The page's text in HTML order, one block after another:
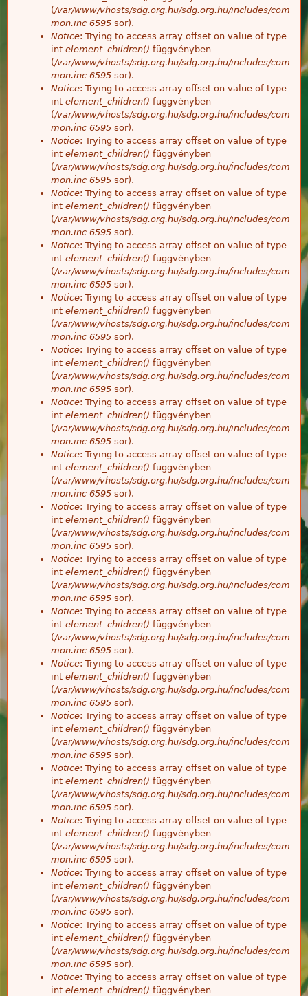
(/var/www/vhosts/sdg.org.hu/sdg.org.hu/includes/com
mon.inc 6595 sor).
Notice: Trying to access array offset on value of type
int element_children() függvényben
(/var/www/vhosts/sdg.org.hu/sdg.org.hu/includes/com
mon.inc 6595 sor).
Notice: Trying to access array offset on value of type
int element_children() függvényben
(/var/www/vhosts/sdg.org.hu/sdg.org.hu/includes/com
mon.inc 6595 sor).
Notice: Trying to access array offset on value of type
int element_children() függvényben
(/var/www/vhosts/sdg.org.hu/sdg.org.hu/includes/com
mon.inc 6595 sor).
Notice: Trying to access array offset on value of type
int element_children() függvényben
(/var/www/vhosts/sdg.org.hu/sdg.org.hu/includes/com
mon.inc 6595 sor).
Notice: Trying to access array offset on value of type
int element_children() függvényben
(/var/www/vhosts/sdg.org.hu/sdg.org.hu/includes/com
mon.inc 6595 sor).
Notice: Trying to access array offset on value of type
int element_children() függvényben
(/var/www/vhosts/sdg.org.hu/sdg.org.hu/includes/com
mon.inc 6595 sor).
Notice: Trying to access array offset on value of type
int element_children() függvényben
(/var/www/vhosts/sdg.org.hu/sdg.org.hu/includes/com
mon.inc 6595 sor).
Notice: Trying to access array offset on value of type
int element_children() függvényben
(/var/www/vhosts/sdg.org.hu/sdg.org.hu/includes/com
mon.inc 6595 sor).
Notice: Trying to access array offset on value of type
int element_children() függvényben
(/var/www/vhosts/sdg.org.hu/sdg.org.hu/includes/com
mon.inc 6595 sor).
Notice: Trying to access array offset on value of type
int element_children() függvényben
(/var/www/vhosts/sdg.org.hu/sdg.org.hu/includes/com
mon.inc 6595 sor).
Notice: Trying to access array offset on value of type
int element_children() függvényben
(/var/www/vhosts/sdg.org.hu/sdg.org.hu/includes/com
mon.inc 6595 sor).
Notice: Trying to access array offset on value of type
int element_children() függvényben
(/var/www/vhosts/sdg.org.hu/sdg.org.hu/includes/com
mon.inc 6595 sor).
Notice: Trying to access array offset on value of type
int element_children() függvényben
(/var/www/vhosts/sdg.org.hu/sdg.org.hu/includes/com
mon.inc 6595 sor).
Notice: Trying to access array offset on value of type
int element_children() függvényben
(/var/www/vhosts/sdg.org.hu/sdg.org.hu/includes/com
mon.inc 6595 sor).
Notice: Trying to access array offset on value of type
int element_children() függvényben
(/var/www/vhosts/sdg.org.hu/sdg.org.hu/includes/com
mon.inc 6595 sor).
Notice: Trying to access array offset on value of type
int element_children() függvényben
(/var/www/vhosts/sdg.org.hu/sdg.org.hu/includes/com
mon.inc 6595 sor).
Notice: Trying to access array offset on value of type
int element_children() függvényben
(/var/www/vhosts/sdg.org.hu/sdg.org.hu/includes/com
mon.inc 6595 sor).
Notice: Trying to access array offset on value of type
int element_children() függvényben
(/var/www/vhosts/sdg.org.hu/sdg.org.hu/includes/com
mon.inc 6595 sor).
Notice: Trying to access array offset on value of type
int element_children() függvényben